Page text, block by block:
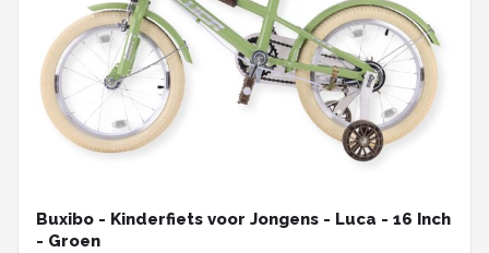
Buxibo - Kinderfiets voor Jongens - Luca - 16 Inch
- Groen